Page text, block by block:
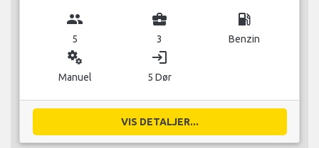
group
5
business_center
3
local_gas_station
Benzin
miscellaneous_services
Manuel
login
5 Dør
VIS DETALJER...